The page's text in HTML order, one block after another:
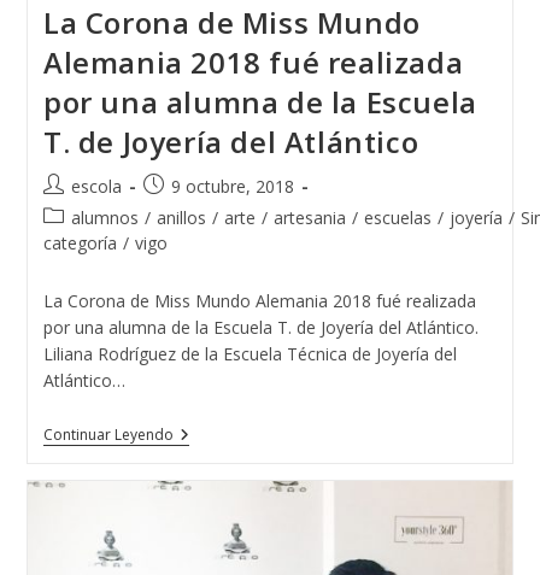
La Corona de Miss Mundo
Alemania 2018 fué realizada
por una alumna de la Escuela
T. de Joyería del Atlántico
Autor
de
la
entrada:
escola
Publicación
de
la
entrada:
9 octubre, 2018
Categoría
de
entrada:
alumnos / anillos / arte / artesania / escuelas / joyería /
categoría / vigo
La Corona de Miss Mundo Alemania 2018 fué realizada
por una alumna de la Escuela T. de Joyería del Atlántico.
Liliana Rodríguez de la Escuela Técnica de Joyería del
Atlántico…
Continuar LeyendoLa
Corona
Miss
Alemania